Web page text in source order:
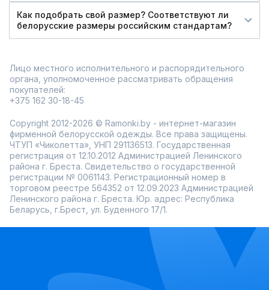
Как подобрать свой размер? Соответствуют ли
белорусские размеры российским стандартам?
Лицо местного исполнительного и распорядительного
органа, уполномоченное рассматривать обращения
покупателей:
+375 162 30-18-45
Copyright 2012-2026 © Ramonki.by - интернет-магазин
фирменной белорусской одежды. Все права защищены.
ЧТУП «Чиколетта», УНП 291136513. Государственная
регистрация от 12.10.2012 Администрацией Ленинского
района г. Бреста. Свидетельство о государственной
регистрации № 0061143. Регистрационный номер в
торговом реестре 564352 от 12.09.2023 Администрацией
Ленинского района г. Бреста. Юр. адрес: Республика
Беларусь, г.Брест, ул. Буденного 17/1.